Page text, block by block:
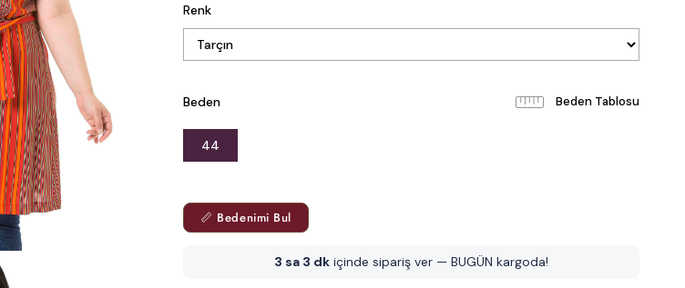
Renk
Beden Beden Tablosu
44
📏 Bedenimi Bul
3 sa 3 dk içinde sipariş ver — BUGÜN kargoda!